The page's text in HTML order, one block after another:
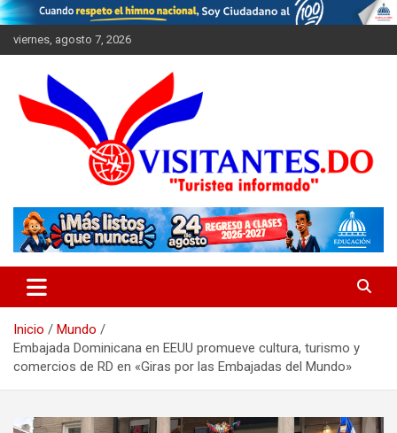
Saltar
al
contenido
viernes, agosto 7, 2026
Visitantes
Inicio
Mundo
Embajada Dominicana en EEUU promueve cultura, turismo y
comercios de RD en «Giras por las Embajadas del Mundo»